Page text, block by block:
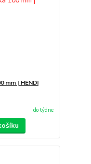
mm | HENDI
do týdne